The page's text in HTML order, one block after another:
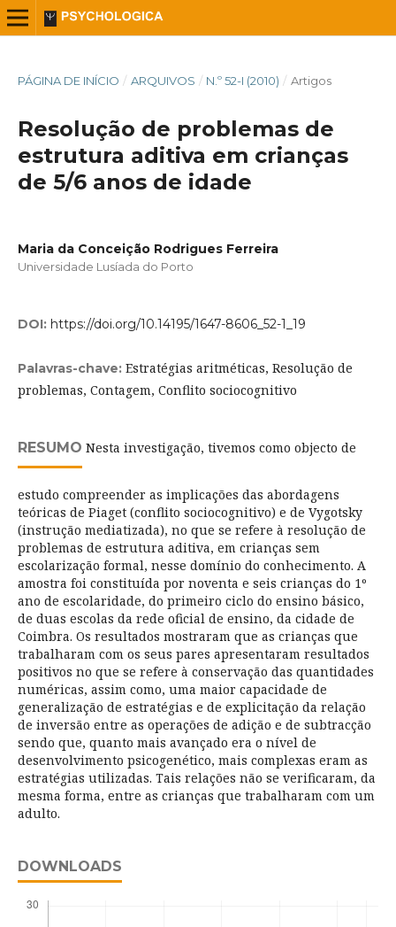
PÁGINA DE INÍCIO / ARQUIVOS / N.º 52-I (2010) / Artigos
Resolução de problemas de
estrutura aditiva em crianças
de 5/6 anos de idade
Maria da Conceição Rodrigues Ferreira
Universidade Lusíada do Porto
DOI: https://doi.org/10.14195/1647-8606_52-1_19
Palavras-chave: Estratégias aritméticas, Resolução de
problemas, Contagem, Conflito sociocognitivo
RESUMO Nesta investigação, tivemos como objecto de
estudo compreender as implicações das abordagens
teóricas de Piaget (conflito sociocognitivo) e de Vygotsky
(instrução mediatizada), no que se refere à resolução de
problemas de estrutura aditiva, em crianças sem
escolarização formal, nesse domínio do conhecimento. A
amostra foi constituída por noventa e seis crianças do 1º
ano de escolaridade, do primeiro ciclo do ensino básico,
de duas escolas da rede oficial de ensino, da cidade de
Coimbra. Os resultados mostraram que as crianças que
trabalharam com os seus pares apresentaram resultados
positivos no que se refere à conservação das quantidades
numéricas, assim como, uma maior capacidade de
generalização de estratégias e de explicitação da relação
de inversão entre as operações de adição e de subtracção
sendo que, quanto mais avançado era o nível de
desenvolvimento psicogenético, mais complexas eram as
estratégias utilizadas. Tais relações não se verificaram, da
mesma forma, entre as crianças que trabalharam com um
adulto.
DOWNLOADS